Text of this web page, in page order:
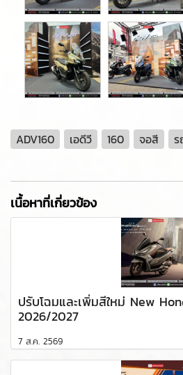
ADV160 เอดีวี 160 จอสี ร
เนื้อหาที่เกี่ยวข้อง
ปรับโฉมและเพิ่มสีใหม่ New
2026/2027
7 ส.ค. 2569